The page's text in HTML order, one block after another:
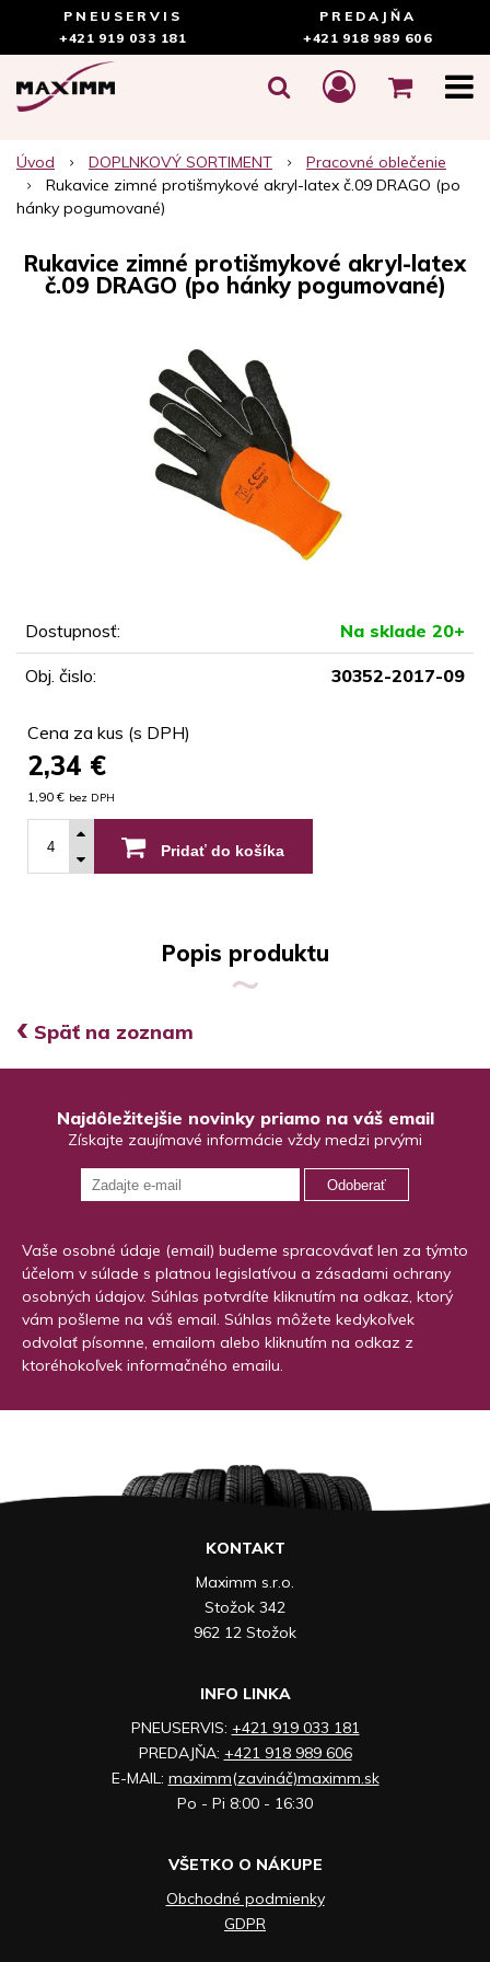
PNEUSERVIS
+421 919 033 181
PREDAJŇA
+421 918 989 606
Úvod DOPLNKOVÝ SORTIMENT
Pracovné oblečenie
Rukavice zimné protišmykové akryl-latex č.09 DRAGO (po
hánky pogumované)
Rukavice zimné protišmykové akryl-latex
č.09 DRAGO (po hánky pogumované)
Dostupnosť: Na sklade 20+
Obj. čislo: 30352-2017-09
Cena za kus (s DPH)
2,34 €
1,90 € bez DPH
Pridať do košíka
Popis produktu
‹ Späť na zoznam
Najdôležitejšie novinky priamo na váš email
Získajte zaujímavé informácie vždy medzi prvými
Odoberať
Vaše osobné údaje (email) budeme spracovávať len za týmto
účelom v súlade s platnou legislatívou a zásadami ochrany
osobných údajov. Súhlas potvrdíte kliknutím na odkaz, ktorý
vám pošleme na váš email. Súhlas môžete kedykoľvek
odvolať písomne, emailom alebo kliknutím na odkaz z
ktoréhokoľvek informačného emailu.
KONTAKT
Maximm s.r.o.
Stožok 342
962 12 Stožok
INFO LINKA
PNEUSERVIS: +421 919 033 181
PREDAJŇA: +421 918 989 606
E-MAIL: maximm(zavináč)maximm.sk
Po - Pi 8:00 - 16:30
VŠETKO O NÁKUPE
Obchodné podmienky
GDPR